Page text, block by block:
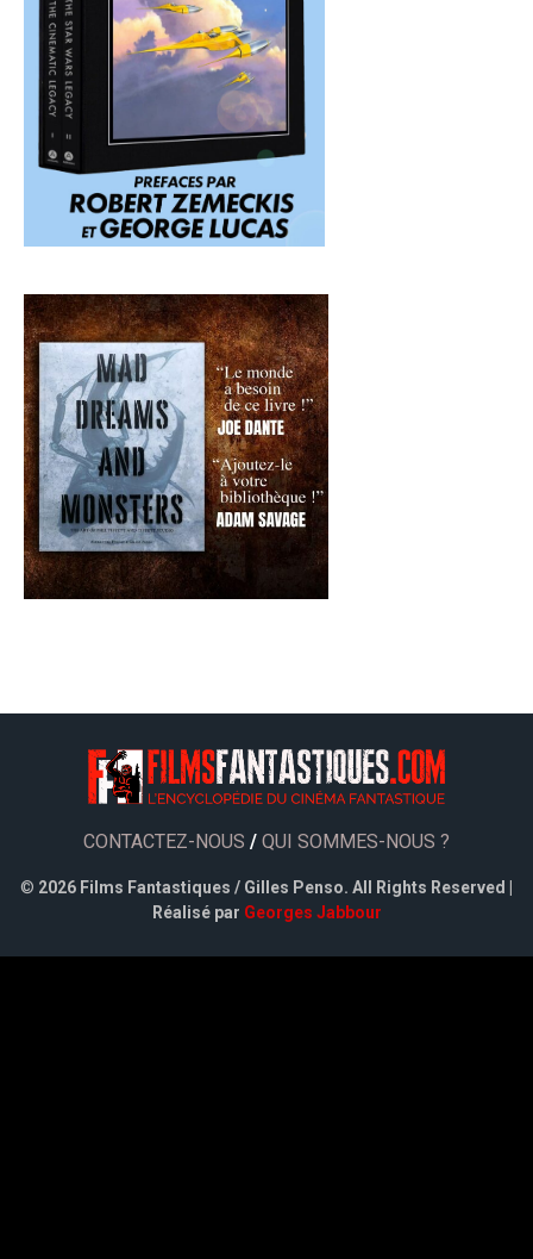
CONTACTEZ-NOUS / QUI SOMMES-NOUS ?
© 2026 Films Fantastiques / Gilles Penso. All Rights Reserved |
Réalisé par Georges Jabbour